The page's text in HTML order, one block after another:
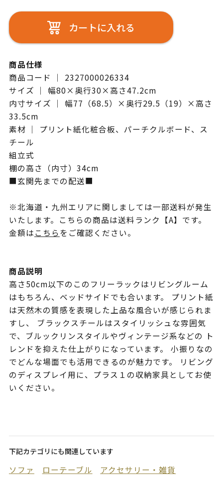
カートに入れる
商品仕様
商品コード ｜ 2327000026334
サイズ ｜ 幅80×奥行30×高さ47.2cm
内寸サイズ ｜ 幅77（68.5）×奥行29.5（19）×高さ
33.5cm
素材 ｜ プリント紙化粧合板、パーチクルボード、ス
チール
組立式
棚の高さ（内寸）34cm
■玄関先までの配送■
※北海道・九州エリアに関しましては一部送料が発生
いたします。こちらの商品は送料ランク【A】です。
金額はこちらをご確認ください。
商品説明
高さ50cm以下のこのフリーラックはリビングルーム
はもちろん、ベッドサイドでも合います。 プリント紙
は天然木の質感を表現した上品な風合いが感じられま
すし、 ブラックスチールはスタイリッシュな雰囲気
で、ブルックリンスタイルやヴィンテージ系などの ト
レンドを抑えた仕上がりになっています。 小振りなの
でどんな場面でも活用できるのが魅力です。 リビング
のディスプレイ用に、プラス１の収納家具としてお使
いください。
下記カテゴリにも関連しています
ソファ ローテーブル アクセサリー・雑貨